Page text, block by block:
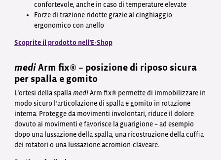
confortevole, anche in caso di temperature elevate
Forze di trazione ridotte grazie al cinghiaggio
ergonomico con anello
Scoprite il prodotto nell’E-Shop
mediArm fix® – posizione di riposo sicura
per spalla e gomito
L’ortesi della spalla mediArm fix® permette di immobilizzare in
modo sicuro l’articolazione di spalla e gomito in rotazione
interna. Protegge da movimenti involontari, riduce il dolore
dovuto ai movimenti e favorisce la guarigione – ad esempio
dopo una lussazione della spalla, una ricostruzione della cuffia
dei rotatori o una lussazione acromion-claveare.